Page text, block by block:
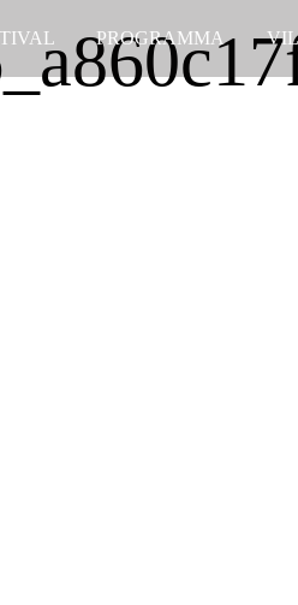
PROGRAMMA